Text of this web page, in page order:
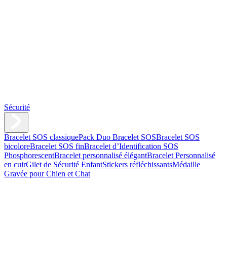
Sécurité
Bracelet SOS classiquePack Duo Bracelet SOSBracelet SOS
bicoloreBracelet SOS finBracelet d’Identification SOS
PhosphorescentBracelet personnalisé élégantBracelet Personnalisé
en cuirGilet de Sécurité EnfantStickers réfléchissantsMédaille
Gravée pour Chien et Chat